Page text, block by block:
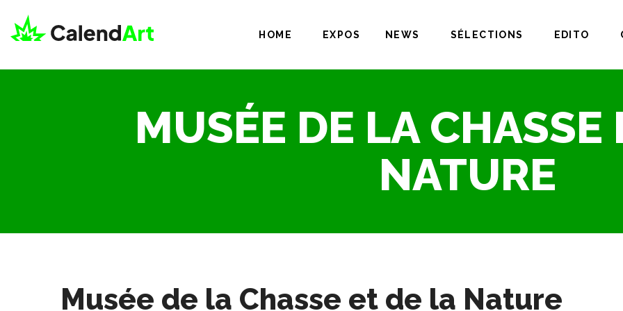
HOME EXPOS NEWS SÉLECTIONS EDITO
MUSÉE DE LA CHASSE
NATURE
Musée de la Chasse et de la Nature